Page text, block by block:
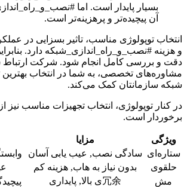
بسیار پایدار است. اما
آن پیچیده‌تر و پرهزینه‌تر است.
انتخاب توپولوژی مناسب، تاثیر بسزایی در
و هزینه #نصب_و_راه_اندازی_شبکه دارد.
دقت و بررسی کامل انجام شود. شرکت ارتباط
مشاوره‌های تخصصی، به شما در انتخاب بهترین
شبکه سازمانتان کمک می‌کند.
در کنار توپولوژی، انتخاب تجهیزات مناسب نیز
برخوردار است.
ویژگی مزایا
ستاره‌ای سادگی نصب, عیب یابی آسان
حلقوی
بدون نیاز به هاب, هزینه کم
مش
冗余ی بالا, پایداری